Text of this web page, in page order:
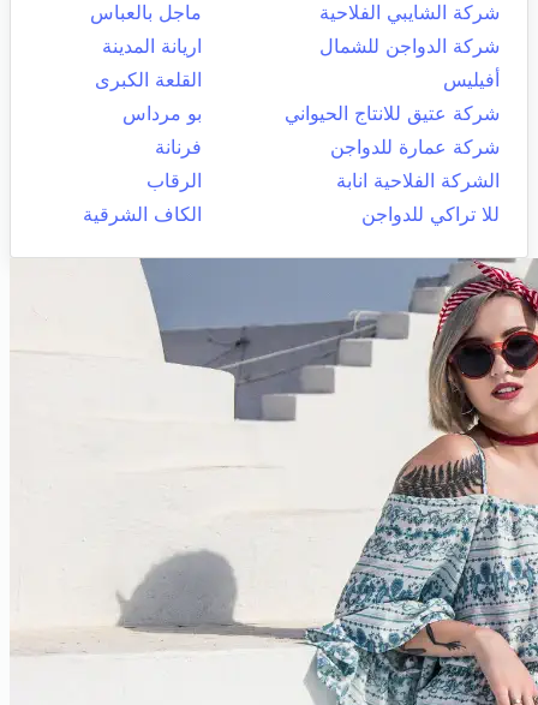
شركة الشايبي الفلاحية
ماجل بالعباس
شركة الدواجن للشمال
اريانة المدينة
أفيليس
القلعة الكبرى
شركة عتيق للانتاج الحيواني
بو مرداس
شركة عمارة للدواجن
فرنانة
الشركة الفلاحية انابة
الرقاب
للا تراكي للدواجن
الكاف الشرقية